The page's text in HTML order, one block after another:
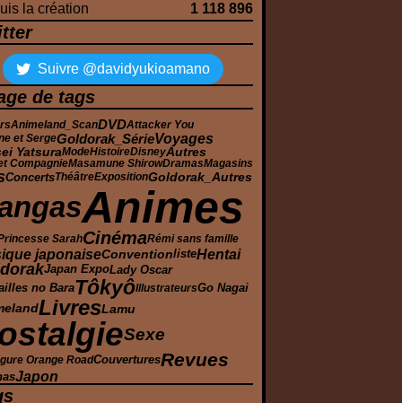
la création
1 118 896
Suivre @davidyukioamano
de tags
Animeland_ScanDVDAttacker You
et SergeGoldorak_SérieVoyages
YatsuraModeHistoireDisneyAutres
CompagnieMasamune ShirowDramasMagasins
ConcertsThéâtreExpositionGoldorak_Autres
Animes
SarahCinémaRémi sans famille
japonaiseConventionlisteHentai
Japan ExpoLady Oscar
no BaraTôkyôIllustrateursGo Nagai
LivresLamu
Sexe
Orange RoadCouverturesRevues
Japon